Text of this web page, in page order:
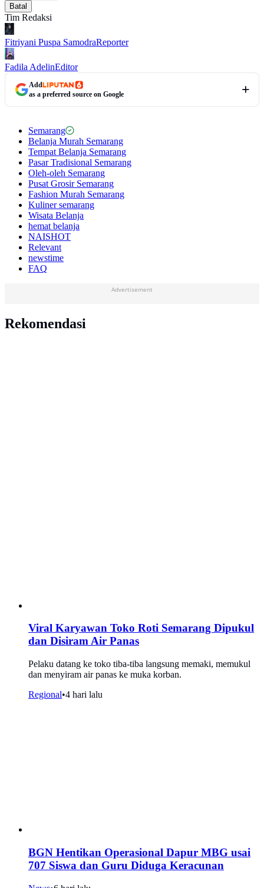
Batal
Tim Redaksi
Fitriyani Puspa SamodraReporter
Fadila AdelinEditor
Add
as a preferred source on Google
Semarang
Belanja Murah Semarang
Tempat Belanja Semarang
Pasar Tradisional Semarang
Oleh-oleh Semarang
Pusat Grosir Semarang
Fashion Murah Semarang
Kuliner semarang
Wisata Belanja
hemat belanja
NAISHOT
Relevant
newstime
FAQ
Advertisement
Rekomendasi
Viral Karyawan Toko Roti Semarang Dipukul
dan Disiram Air Panas
Pelaku datang ke toko tiba-tiba langsung memaki, memukul
dan menyiram air panas ke muka korban.
Regional•4 hari lalu
BGN Hentikan Operasional Dapur MBG usai
707 Siswa dan Guru Diduga Keracunan